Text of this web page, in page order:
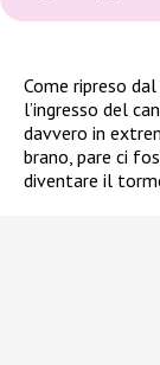
Come ripreso
l’ingresso del
davvero in
brano, pare ci
diventare il